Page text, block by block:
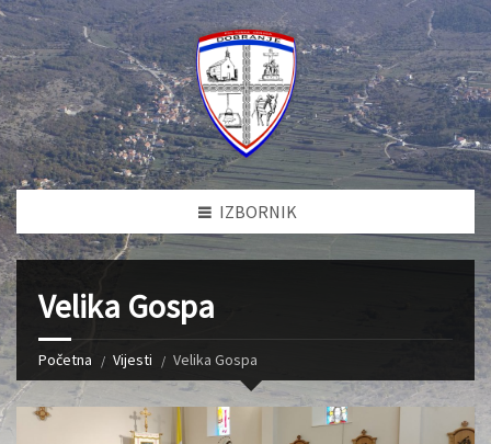
IZBORNIK
Velika Gospa
Početna Vijesti Velika Gospa